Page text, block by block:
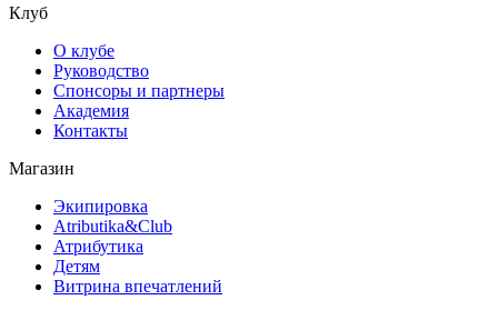
Клуб
О клубе
Руководство
Спонсоры и партнеры
Академия
Контакты
Магазин
Экипировка
Atributika&Club
Атрибутика
Детям
Витрина впечатлений